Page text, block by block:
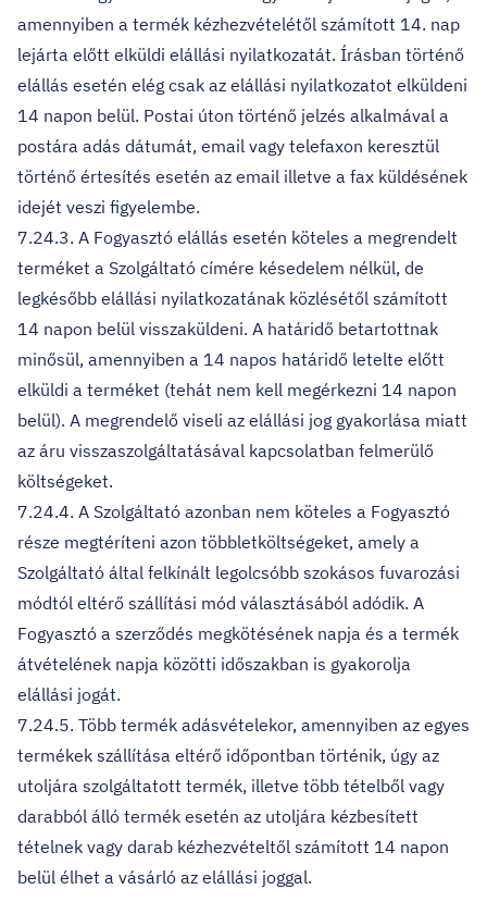
amennyiben a termék kézhezvételétől számított 14. nap
lejárta előtt elküldi elállási nyilatkozatát. Írásban történő
elállás esetén elég csak az elállási nyilatkozatot elküldeni
14 napon belül. Postai úton történő jelzés alkalmával a
postára adás dátumát, email vagy telefaxon keresztül
történő értesítés esetén az email illetve a fax küldésének
idejét veszi figyelembe.
7.24.3. A Fogyasztó elállás esetén köteles a megrendelt
terméket a Szolgáltató címére késedelem nélkül, de
legkésőbb elállási nyilatkozatának közlésétől számított
14 napon belül visszaküldeni. A határidő betartottnak
minősül, amennyiben a 14 napos határidő letelte előtt
elküldi a terméket (tehát nem kell megérkezni 14 napon
belül). A megrendelő viseli az elállási jog gyakorlása miatt
az áru visszaszolgáltatásával kapcsolatban felmerülő
költségeket.
7.24.4. A Szolgáltató azonban nem köteles a Fogyasztó
része megtéríteni azon többletköltségeket, amely a
Szolgáltató által felkínált legolcsóbb szokásos fuvarozási
módtól eltérő szállítási mód választásából adódik. A
Fogyasztó a szerződés megkötésének napja és a termék
átvételének napja közötti időszakban is gyakorolja
elállási jogát.
7.24.5. Több termék adásvételekor, amennyiben az egyes
termékek szállítása eltérő időpontban történik, úgy az
utoljára szolgáltatott termék, illetve több tételből vagy
darabból álló termék esetén az utoljára kézbesített
tételnek vagy darab kézhezvételtől számított 14 napon
belül élhet a vásárló az elállási joggal.